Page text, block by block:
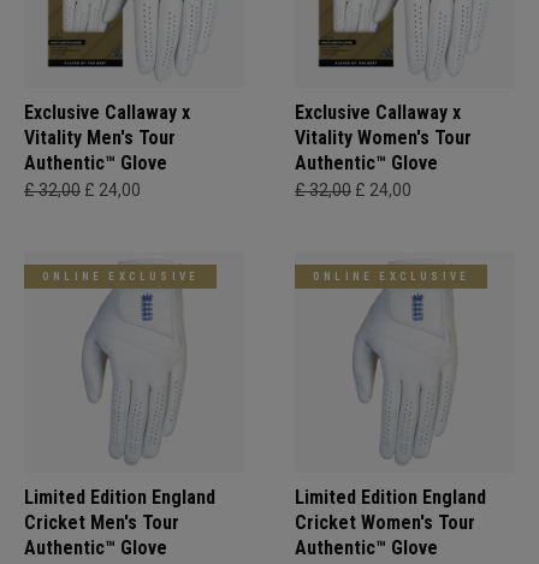
Exclusive Callaway x
Vitality Men's Tour
Authentic™ Glove
£ 32,00 £ 24,00
Exclusive Callaway x
Vitality Women's Tour
Authentic™ Glove
£ 32,00 £ 24,00
ONLINE EXCLUSIVE
Limited Edition England
Cricket Men's Tour
Authentic™ Glove
ONLINE EXCLUSIVE
Limited Edition England
Cricket Women's Tour
Authentic™ Glove